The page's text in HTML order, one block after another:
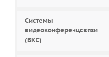
Системы
видеоконференцсвязи
(ВКС)